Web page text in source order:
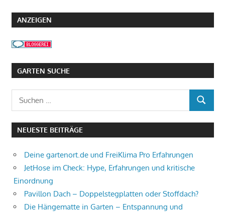
ANZEIGEN
GARTEN SUCHE
SUCHEN
NEUESTE BEITRÄGE
Deine gartenort.de und FreiKlima Pro Erfahrungen
JetHose im Check: Hype, Erfahrungen und kritische
Einordnung
Pavillon Dach – Doppelstegplatten oder Stoffdach?
Die Hängematte in Garten – Entspannung und